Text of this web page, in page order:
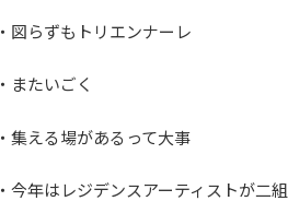
・図らずもトリエンナーレ
・またいごく
・集える場があるって大事
・今年はレジデンスアーティストが二組